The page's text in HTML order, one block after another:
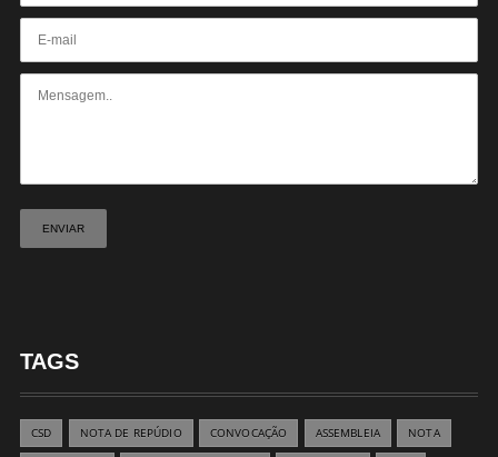
TAGS
CSD NOTA DE REPÚDIO CONVOCAÇÃO ASSEMBLEIA NOTA